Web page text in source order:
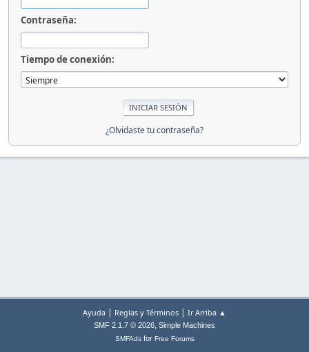
Contraseña:
Tiempo de conexión:
¿Olvidaste tu contraseña?
Ayuda | Reglas y Términos | Ir Arriba ▲
SMF 2.1.7 © 2026, Simple Machines
SMFAdsfor Free Forums